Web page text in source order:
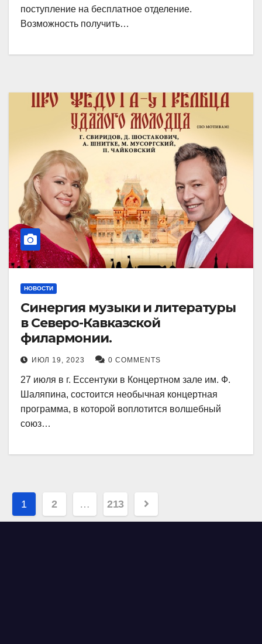
поступление на бесплатное отделение.
Возможность получить…
НОВОСТИ
Синергия музыки и литературы
в Северо-Кавказской
филармонии.
ИЮЛ 19, 2023 0 COMMENTS
27 июля в г. Ессентуки в Концертном зале им. Ф.
Шаляпина, состоится необычная концертная
программа, в которой воплотится волшебный
союз…
Навигация
по
1 2 … 213